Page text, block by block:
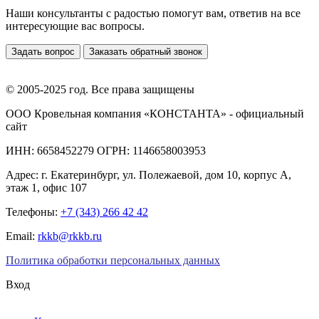
Наши консультанты с радостью помогут вам, ответив на все
интересующие вас вопросы.
Задать вопрос Заказать обратный звонок
© 2005-2025 год. Все права защищены
ООО Кровельная компания «КОНСТАНТА» - официальный
сайт
ИНН: 6658452279 ОГРН: 1146658003953
Адрес: г. Екатеринбург, ул. Полежаевой, дом 10, корпус А,
этаж 1, офис 107
Телефоны: +7 (343) 266 42 42
Email: rkkb@rkkb.ru
Политика обработки персональных данных
Вход